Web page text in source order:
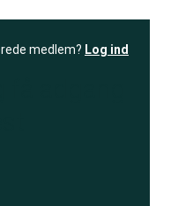
medlem? Log ind